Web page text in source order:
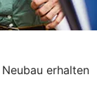
erhalten